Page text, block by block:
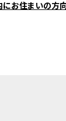
にお住まいの方